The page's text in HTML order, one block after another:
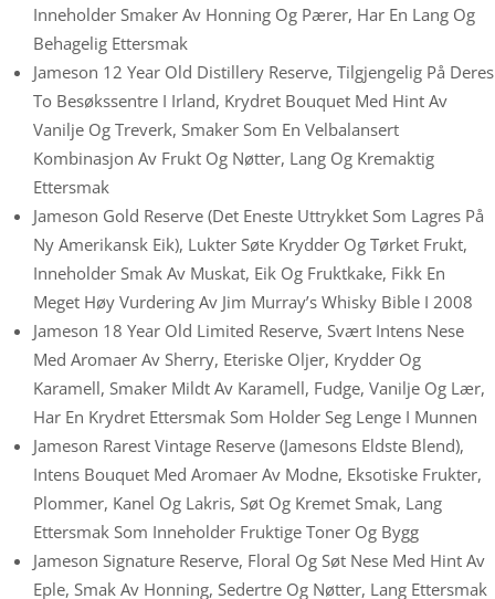
Inneholder Smaker Av Honning Og Pærer, Har En Lang Og
Behagelig Ettersmak
Jameson 12 Year Old Distillery Reserve, Tilgjengelig På Deres
To Besøkssentre I Irland, Krydret Bouquet Med Hint Av
Vanilje Og Treverk, Smaker Som En Velbalansert
Kombinasjon Av Frukt Og Nøtter, Lang Og Kremaktig
Ettersmak
Jameson Gold Reserve (det Eneste Uttrykket Som Lagres På
Ny Amerikansk Eik), Lukter Søte Krydder Og Tørket Frukt,
Inneholder Smak Av Muskat, Eik Og Fruktkake, Fikk En
Meget Høy Vurdering Av Jim Murray’s Whisky Bible I 2008
Jameson 18 Year Old Limited Reserve, Svært Intens Nese
Med Aromaer Av Sherry, Eteriske Oljer, Krydder Og
Karamell, Smaker Mildt Av Karamell, Fudge, Vanilje Og Lær,
Har En Krydret Ettersmak Som Holder Seg Lenge I Munnen
Jameson Rarest Vintage Reserve (Jamesons Eldste Blend),
Intens Bouquet Med Aromaer Av Modne, Eksotiske Frukter,
Plommer, Kanel Og Lakris, Søt Og Kremet Smak, Lang
Ettersmak Som Inneholder Fruktige Toner Og Bygg
Jameson Signature Reserve, Floral Og Søt Nese Med Hint Av
Eple, Smak Av Honning, Sedertre Og Nøtter, Lang Ettersmak